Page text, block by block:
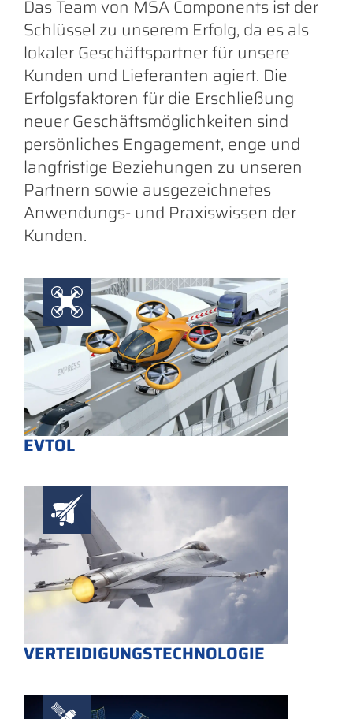
Das Team von MSA Components ist der
Schlüssel zu unserem Erfolg, da es als
lokaler Geschäftspartner für unsere
Kunden und Lieferanten agiert. Die
Erfolgsfaktoren für die Erschließung
neuer Geschäftsmöglichkeiten sind
persönliches Engagement, enge und
langfristige Beziehungen zu unseren
Partnern sowie ausgezeichnetes
Anwendungs- und Praxiswissen der
Kunden.
EVTOL
VERTEIDIGUNGSTECHNOLOGIE